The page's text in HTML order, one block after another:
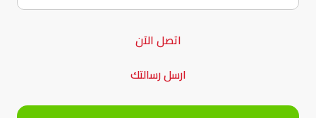
اتصل الآن
ارسل رسالتك